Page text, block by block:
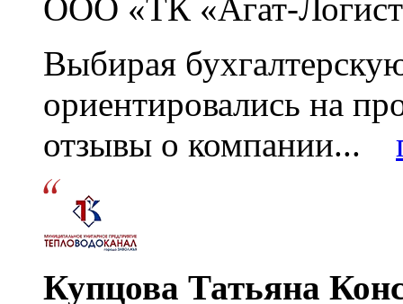
ООО «ТК «Агат-
Выбирая
ориентировались на
отзывы о компании...
Купцова Татьяна